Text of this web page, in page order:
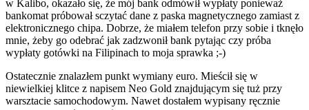
w Kalibo, okazało się, że mój bank odmówił wypłaty ponieważ
bankomat próbował sczytać dane z paska magnetycznego zamiast z
elektronicznego chipa. Dobrze, że miałem telefon przy sobie i tknęło
mnie, żeby go odebrać jak zadzwonił bank pytając czy próba
wypłaty gotówki na Filipinach to moja sprawka ;-)
Ostatecznie znalazłem punkt wymiany euro. Mieścił się w
niewielkiej klitce z napisem Neo Gold znajdującym się tuż przy
warsztacie samochodowym. Nawet dostałem wypisany ręcznie